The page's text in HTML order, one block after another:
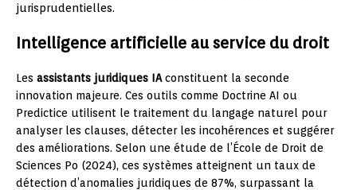
jurisprudentielles.
Intelligence artificielle au service du droit
Les assistants juridiques IAconstituent la seconde
innovation majeure. Ces outils comme Doctrine AI ou
Predictice utilisent le traitement du langage naturel pour
analyser les clauses, détecter les incohérences et suggérer
des améliorations. Selon une étude de l’École de Droit de
Sciences Po (2024), ces systèmes atteignent un taux de
détection d’anomalies juridiques de 87%, surpassant la